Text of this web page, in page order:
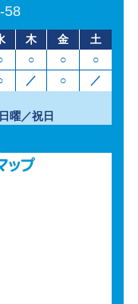
58
木 金
土
○ ○
○
／ ○
／
曜／祝日